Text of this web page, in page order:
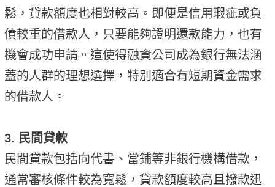
鬆，貸款額度也相對較高。即便是信用瑕疵或負
債較重的借款人，只要能夠證明還款能力，也有
機會成功申請。這使得融資公司成為銀行無法涵
蓋的人群的理想選擇，特別適合有短期資金需求
的借款人。
3. 民間貸款
民間貸款包括向代書、當鋪等非銀行機構借款，
通常審核條件較為寬鬆，貸款額度較高且撥款迅